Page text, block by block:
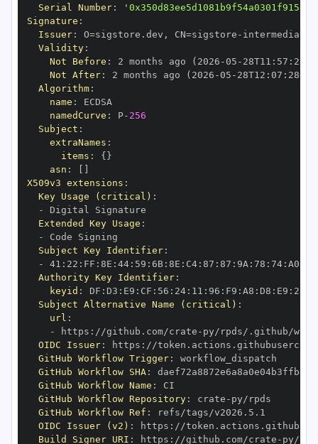
Serial Number:
Signature :
Issuer: O=sigstore.dev , CN=sigstore -
Validity:
Not Before : 2 months ago (2026 -05 - 28T11 : 57 :
Not After: 2 months ago (2026 -05 - 28T12 : 07 : 28+00
Algorithm:
name :
namedCurve : P- 256
Subject :
extraNames :
items : { }
asn :
X509v3 extensions :
Key Usage (critical) :
-
Extended Key Usage :
-
Subject Key Identifier:
-
41 : 22 : FF : 8E : 44: 59 : 6B: 8E : C4: 87 : 87 : 9A : 78 : 74: A0
Authority Key Identifier:
keyid : DF : D3 : E9 : CF : 56 : 24: 11 : 96 : F9 : A8 : D8 : E9 : 28
Subject Alternative Name (critical) :
url :
-
https : //github.com/crate -
OIDC Issuer: https :
GitHub Workflow Trigger:
GitHub Workflow SHA:
GitHub Workflow Name :
GitHub Workflow Repository: crate -
GitHub Workflow Ref :
OIDC Issuer (v2) : https :
Build Signer URI : https : //github.com/crate -